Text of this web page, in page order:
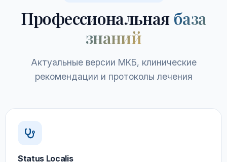
Профессиональная база
знаний
Актуальные версии МКБ, клинические
рекомендации и протоколы лечения
Status Localis